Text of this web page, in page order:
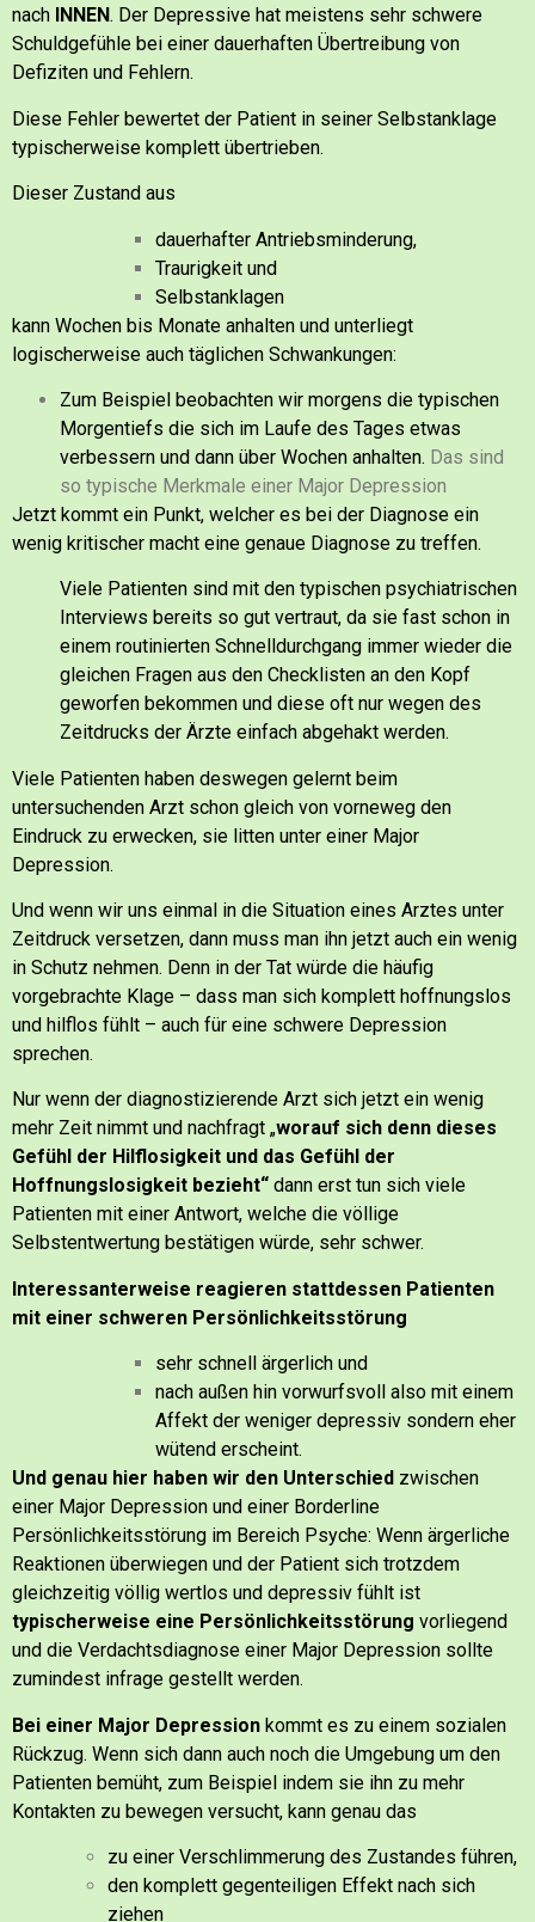
nach INNEN. Der Depressive hat meistens sehr schwere
Schuldgefühle bei einer dauerhaften Übertreibung von
Defiziten und Fehlern.
Diese Fehler bewertet der Patient in seiner Selbstanklage
typischerweise komplett übertrieben.
Dieser Zustand aus
dauerhafter Antriebsminderung,
Traurigkeit und
Selbstanklagen
kann Wochen bis Monate anhalten und unterliegt
logischerweise auch täglichen Schwankungen:
Zum Beispiel beobachten wir morgens die typischen
Morgentiefs die sich im Laufe des Tages etwas
verbessern und dann über Wochen anhalten. Das sind
so typische Merkmale einer Major Depression
Jetzt kommt ein Punkt, welcher es bei der Diagnose ein
wenig kritischer macht eine genaue Diagnose zu treffen.
Viele Patienten sind mit den typischen psychiatrischen
Interviews bereits so gut vertraut, da sie fast schon in
einem routinierten Schnelldurchgang immer wieder die
gleichen Fragen aus den Checklisten an den Kopf
geworfen bekommen und diese oft nur wegen des
Zeitdrucks der Ärzte einfach abgehakt werden.
Viele Patienten haben deswegen gelernt beim
untersuchenden Arzt schon gleich von vorneweg den
Eindruck zu erwecken, sie litten unter einer Major
Depression.
Und wenn wir uns einmal in die Situation eines Arztes unter
Zeitdruck versetzen, dann muss man ihn jetzt auch ein wenig
in Schutz nehmen. Denn in der Tat würde die häufig
vorgebrachte Klage – dass man sich komplett hoffnungslos
und hilflos fühlt – auch für eine schwere Depression
sprechen.
Nur wenn der diagnostizierende Arzt sich jetzt ein wenig
mehr Zeit nimmt und nachfragt „worauf sich denn dieses
Gefühl der Hilflosigkeit und das Gefühl der
Hoffnungslosigkeit bezieht“ dann erst tun sich viele
Patienten mit einer Antwort, welche die völlige
Selbstentwertung bestätigen würde, sehr schwer.
Interessanterweise reagieren stattdessen Patienten
mit einer schweren Persönlichkeitsstörung
sehr schnell ärgerlich und
nach außen hin vorwurfsvoll also mit einem
Affekt der weniger depressiv sondern eher
wütend erscheint.
Und genau hier haben wir den Unterschied zwischen
einer Major Depression und einer Borderline
Persönlichkeitsstörung im Bereich Psyche: Wenn ärgerliche
Reaktionen überwiegen und der Patient sich trotzdem
gleichzeitig völlig wertlos und depressiv fühlt ist
typischerweise eine Persönlichkeitsstörung vorliegend
und die Verdachtsdiagnose einer Major Depression sollte
zumindest infrage gestellt werden.
Bei einer Major Depression kommt es zu einem sozialen
Rückzug. Wenn sich dann auch noch die Umgebung um den
Patienten bemüht, zum Beispiel indem sie ihn zu mehr
Kontakten zu bewegen versucht, kann genau das
zu einer Verschlimmerung des Zustandes führen,
den komplett gegenteiligen Effekt nach sich
ziehen